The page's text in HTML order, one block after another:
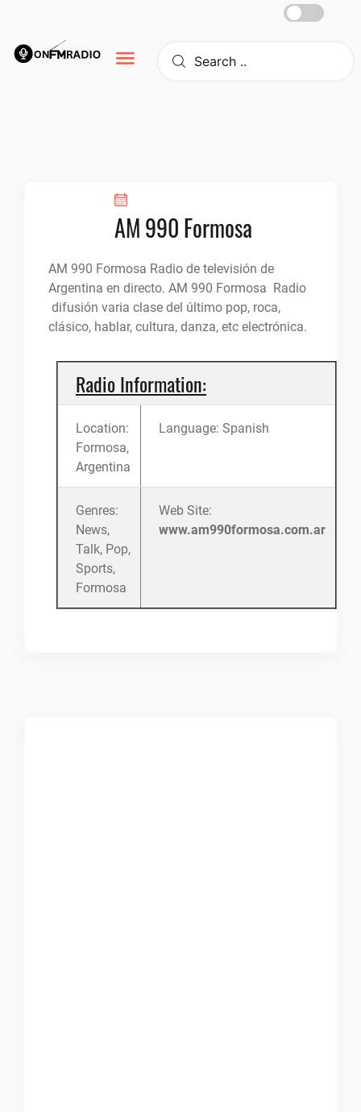
content
AM 990 Formosa
AM 990 Formosa Radio de televisión de
Argentina en directo. AM 990 Formosa Radio
difusión varia clase del último pop, roca,
clásico, hablar, cultura, danza, etc electrónica.
Radio Information:
Location:
Formosa,
Argentina
Language: Spanish
Genres:
News,
Talk, Pop,
Sports,
Formosa
Web Site:
www.am990formosa.com.ar